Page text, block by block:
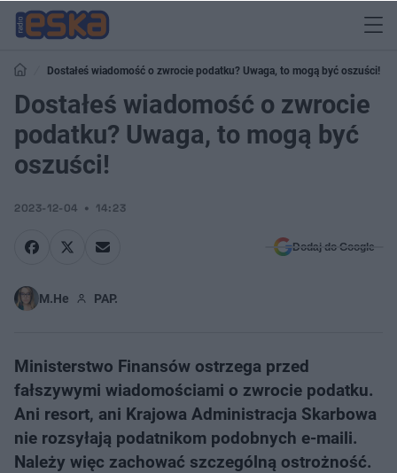
Dostałeś wiadomość o zwrocie podatku? Uwaga, to mogą być oszuści!
Dostałeś wiadomość o zwrocie
podatku? Uwaga, to mogą być
oszuści!
2023-12-04 14:23
Dodaj do Google
M.He PAP.
Ministerstwo Finansów ostrzega przed
fałszywymi wiadomościami o zwrocie podatku.
Ani resort, ani Krajowa Administracja Skarbowa
nie rozsyłają podatnikom podobnych e-maili.
Należy więc zachować szczególną ostrożność.